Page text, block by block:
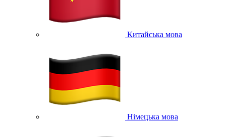
Китайська мова
Німецька мова